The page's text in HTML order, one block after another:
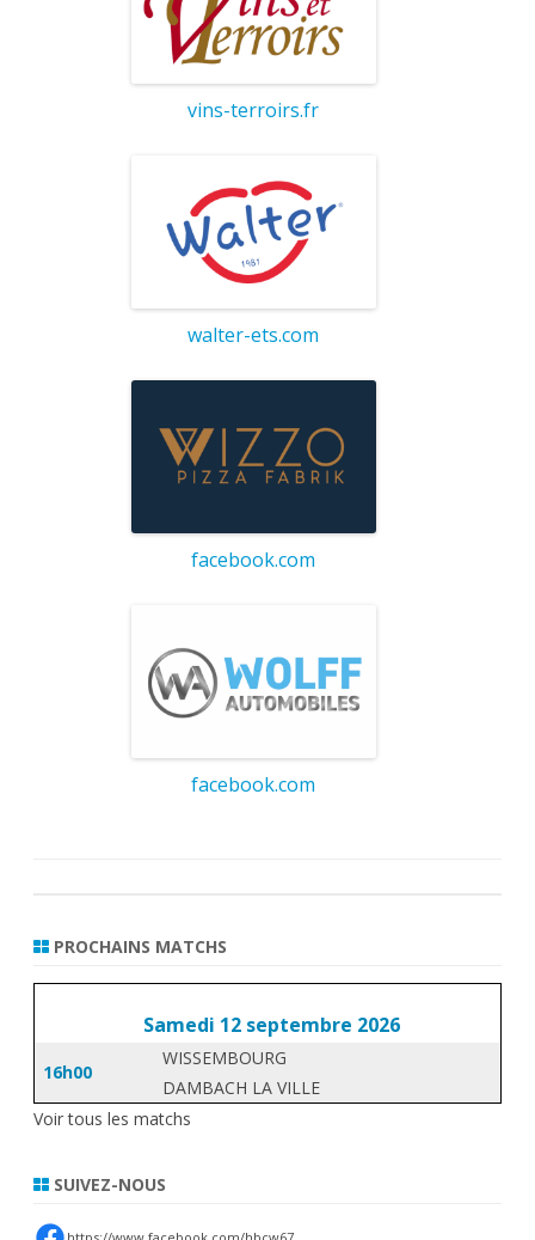
vins-terroirs.fr
walter-ets.com
facebook.com
facebook.com
PROCHAINS MATCHS
Samedi 12 septembre 2026
16h00
WISSEMBOURG
DAMBACH LA VILLE
Voir tous les matchs
SUIVEZ-NOUS